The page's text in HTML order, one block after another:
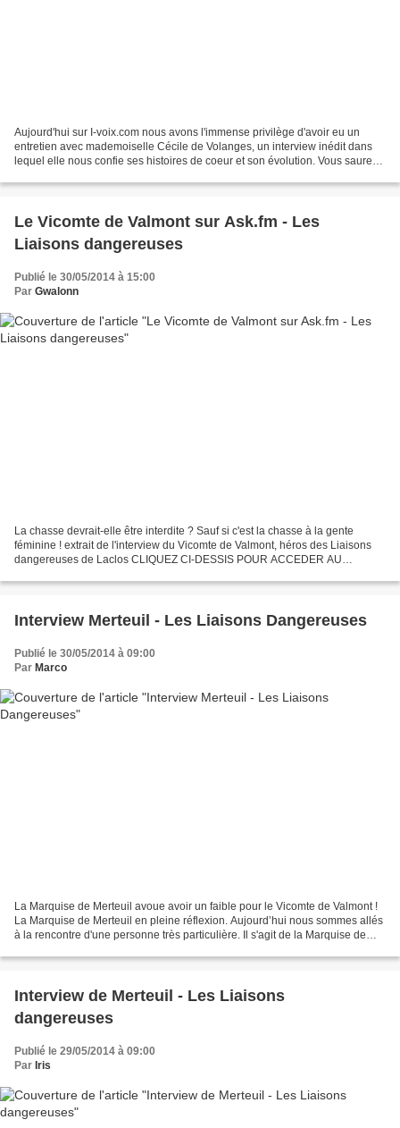
Aujourd'hui sur I-voix.com nous avons l'immense privilège d'avoir eu un
entretien avec mademoiselle Cécile de Volanges, un interview inédit dans
lequel elle nous confie ses histoires de coeur et son évolution. Vous saurez
Le Vicomte de Valmont sur Ask.fm - Les
Liaisons dangereuses
Publié le 30/05/2014 à 15:00
Par Gwalonn
La chasse devrait-elle être interdite ? Sauf si c'est la chasse à la gente
féminine ! extrait de l'interview du Vicomte de Valmont, héros des Liaisons
dangereuses de Laclos CLIQUEZ CI-DESSIS POUR ACCEDER AU
Interview Merteuil - Les Liaisons Dangereuses
Publié le 30/05/2014 à 09:00
Par Marco
La Marquise de Merteuil avoue avoir un faible pour le Vicomte de Valmont !
La Marquise de Merteuil en pleine réflexion. Aujourd’hui nous sommes allés
à la rencontre d'une personne très particulière. Il s'agit de la Marquise de
Interview de Merteuil - Les Liaisons
dangereuses
Publié le 29/05/2014 à 09:00
Par Iris